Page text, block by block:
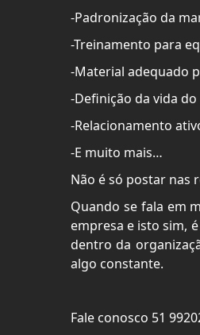
-Padronização da
-Treinamento para
-Material adequado
-Definição da vida
-Relacionamento
-E muito mais…
Não é só postar nas
Quando se fala em
empresa e isto sim,
dentro da
algo constante.
Fale conosco 51